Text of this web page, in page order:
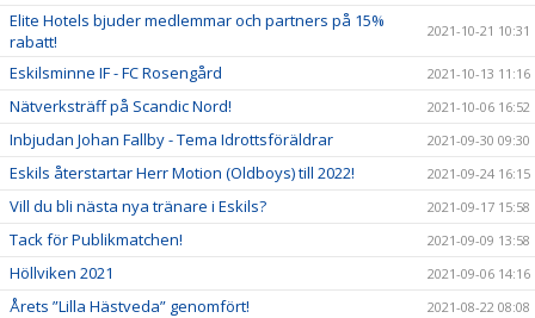
Elite Hotels bjuder medlemmar och partners på 15%
rabatt!
2021-10-21 10:31
Eskilsminne IF - FC Rosengård 2021-10-13 11:16
Nätverksträff på Scandic Nord! 2021-10-06 16:52
Inbjudan Johan Fallby - Tema Idrottsföräldrar 2021-09-30 09:30
Eskils återstartar Herr Motion (Oldboys) till 2022! 2021-09-24 16:15
Vill du bli nästa nya tränare i Eskils? 2021-09-17 15:58
Tack för Publikmatchen! 2021-09-09 13:58
Höllviken 2021 2021-09-06 14:16
Årets ”Lilla Hästveda” genomfört! 2021-08-22 08:08